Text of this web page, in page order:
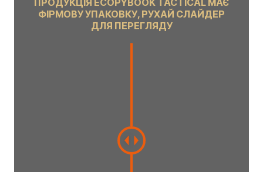
ФІРМОВУ УПАКОВКУ, РУХАЙ СЛАЙДЕР
ДЛЯ ПЕРЕГЛЯДУ
g
e